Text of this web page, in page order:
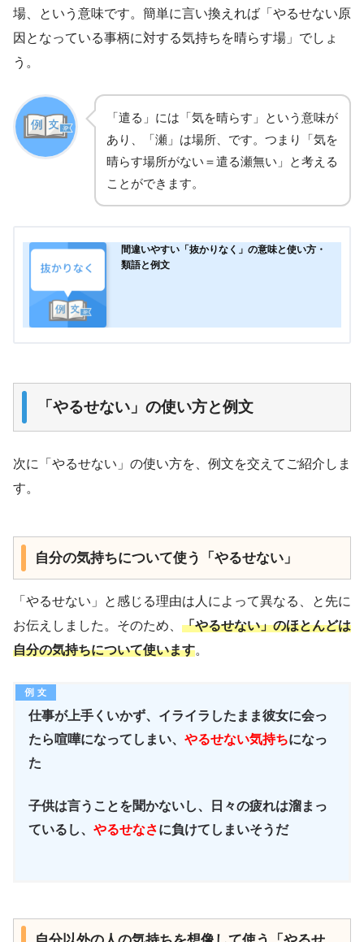
場、という意味です。簡単に言い換えれば「やるせない原
因となっている事柄に対する気持ちを晴らす場」でしょ
う。
「遣る」には「気を晴らす」という意味が
あり、「瀬」は場所、です。つまり「気を
晴らす場所がない＝遣る瀬無い」と考える
ことができます。
間違いやすい「抜かりなく」の意味と使い方・
類語と例文
「やるせない」の使い方と例文
次に「やるせない」の使い方を、例文を交えてご紹介しま
す。
自分の気持ちについて使う「やるせない」
「やるせない」と感じる理由は人によって異なる、と先に
お伝えしました。そのため、 「やるせない」のほとんどは
自分の気持ちについて使います。
仕事が上手くいかず、イライラしたまま彼女に会っ
たら喧嘩になってしまい、 やるせない気持ちになっ
た
子供は言うことを聞かないし、日々の疲れは溜まっ
ているし、 やるせなさに負けてしまいそうだ